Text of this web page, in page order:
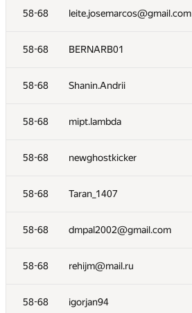
58-68 leite.josemarcos@gmail.com
58-68 BERNARB01
58-68 Shanin.Andrii
58-68 mipt.lambda
58-68 newghostkicker
58-68 Taran_1407
58-68 dmpal2002@gmail.com
58-68 rehijm@mail.ru
58-68 igorjan94
58-68 leite.josemarcos@gmail.com
58-68 BERNARB01
58-68 Shanin.Andrii
58-68 mipt.lambda
58-68 newghostkicker
58-68 Taran_1407
58-68 dmpal2002@gmail.com
58-68 rehijm@mail.ru
58-68 igorjan94